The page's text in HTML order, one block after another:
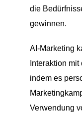
die
gewinnen.
AI-Marketing
Interaktion
indem es
Verwendung